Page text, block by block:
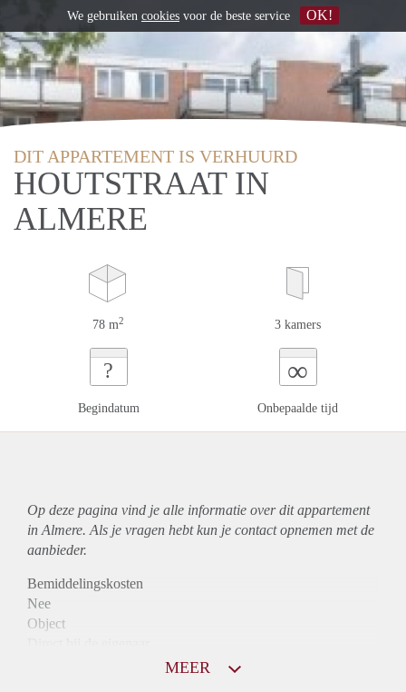
DIT APPARTEMENT IS VERHUURD
HOUTSTRAAT IN
ALMERE
78 m2 3 kamers
?
Begindatum
∞
Onbepaalde tijd
Op deze pagina vind je alle informatie over ditappartement
in Almere. Als je vragen hebt kun je contact opnemen met de
aanbieder.
Bemiddelingskosten
Nee
Object
MEER
We gebruiken cookies voor de beste service OK!